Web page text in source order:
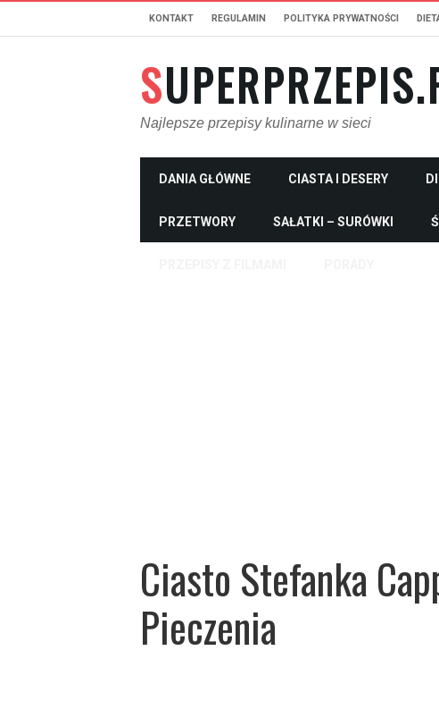
KONTAKT REGULAMIN POLITYKA PRYWATNOŚCI
Najlepsze przepisy kulinarne w sieci
DANIA GŁÓWNE CIASTA I DESERY
PRZETWORY SAŁATKI – SURÓWKI
Ciasto Stefanka
Pieczenia